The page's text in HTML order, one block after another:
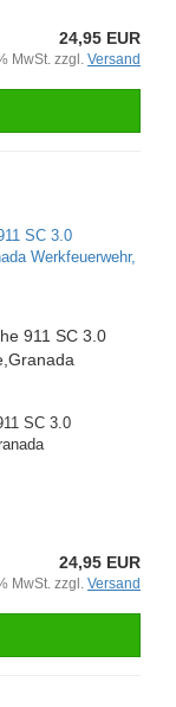
24,95 EUR
MwSt. zzgl. Versand
911 SC 3.0
SC 3.0
24,95 EUR
MwSt. zzgl. Versand